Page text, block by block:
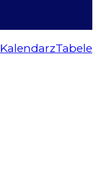
KalendarzTabele